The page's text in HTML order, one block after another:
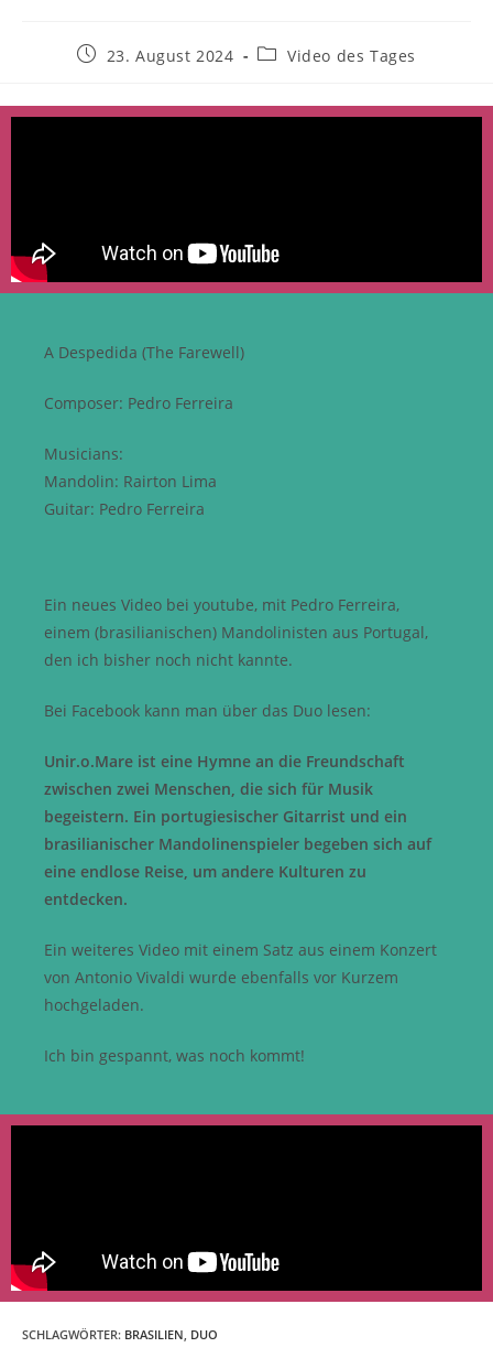
23. August 2024 Video des Tages
A Despedida (The Farewell)
Composer: Pedro Ferreira
Musicians:
Mandolin: Rairton Lima
Guitar: Pedro Ferreira
Ein neues Video bei youtube, mit Pedro Ferreira,
einem (brasilianischen) Mandolinisten aus Portugal,
den ich bisher noch nicht kannte.
Bei Facebook kann man über das Duo lesen:
Unir.o.Mare ist eine Hymne an die Freundschaft
zwischen zwei Menschen, die sich für Musik
begeistern. Ein portugiesischer Gitarrist und ein
brasilianischer Mandolinenspieler begeben sich auf
eine endlose Reise, um andere Kulturen zu
entdecken.
Ein weiteres Video mit einem Satz aus einem Konzert
von Antonio Vivaldi wurde ebenfalls vor Kurzem
hochgeladen.
Ich bin gespannt, was noch kommt!
SCHLAGWÖRTER: BRASILIEN, DUO